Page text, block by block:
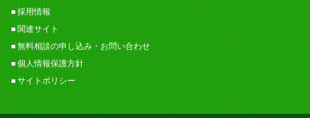
採用情報
関連サイト
無料相談の申し込み・お問い合わせ
個人情報保護方針
サイトポリシー